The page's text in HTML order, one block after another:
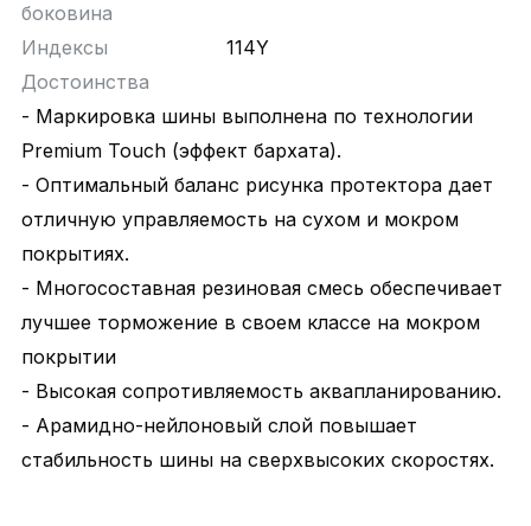
боковина
Индексы
114Y
Достоинства
- Маркировка шины выполнена по технологии
Premium Touch (эффект бархата).
- Оптимальный баланс рисунка протектора дает
отличную управляемость на сухом и мокром
покрытиях.
- Многосоставная резиновая смесь обеспечивает
лучшее торможение в своем классе на мокром
покрытии
- Высокая сопротивляемость аквапланированию.
- Арамидно-нейлоновый слой повышает
стабильность шины на сверхвысоких скоростях.